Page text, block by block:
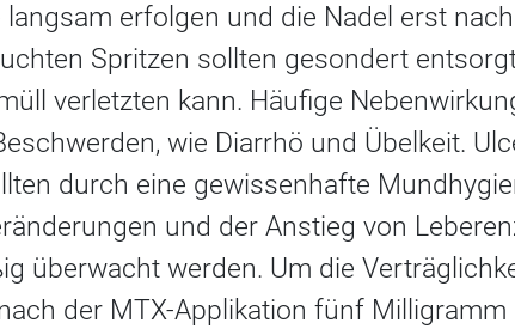
langsam erfolgen und die Nadel erst
Spritzen sollten gesondert
verletzten kann. Häufige
wie Diarrhö und Übelkeit.
durch eine gewissenhafte
und der Anstieg von
überwacht werden. Um die
der MTX-Applikation fünf Milligramm